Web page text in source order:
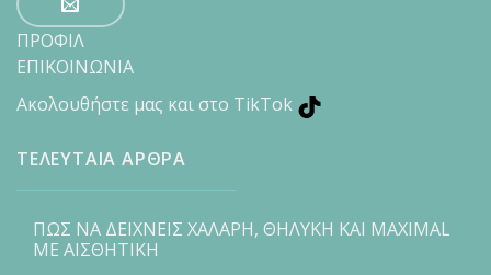
ΠΡΟΦΙΛ
ΕΠΙΚΟΙΝΩΝΙΑ
Ακολουθήστε μας και στο TikTok
ΤΕΛΕΥΤΑΙΑ ΑΡΘΡΑ
ΠΩΣ ΝΑ ΔΕΙΧΝΕΙΣ ΧΑΛΑΡΗ, ΘΗΛΥΚΗ ΚΑΙ MAXIMAL
ΜΕ ΑΙΣΘΗΤΙΚΗ